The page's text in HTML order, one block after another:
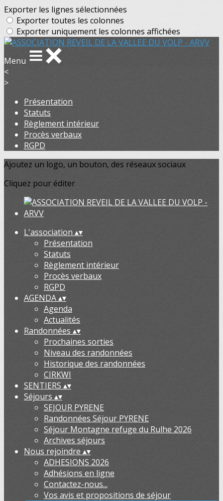
Exporter les lignes sélectionnées
Exporter toutes les colonnes
Exporter uniquement les colonnes affichées
Menu
<
>
Présentation
Statuts
Règlement intérieur
Procès verbaux
RGPD
Ajoutez un logo, un bouton, des réseaux sociaux
Cliquez pour éditer
L'association ▴▾
Présentation
Statuts
Règlement intérieur
Procès verbaux
RGPD
AGENDA▴▾
Agenda
Actualités
Randonnées ▴▾
Prochaines sorties
Niveau des randonnées
Historique des randonnées
CIRKWI
SENTIERS ▴▾
Séjours ▴▾
SEJOUR PYRENE
Randonnées Séjour PYRENE
Séjour Montagne refuge du Rulhe 2026
Archives séjours
Nous rejoindre ▴▾
ADHESIONS 2026
Adhésions en ligne
Contactez-nous...
Vos avis et propositions de séjour